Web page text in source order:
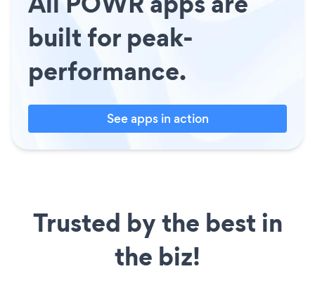
built for peak-
performance.
See apps in action
Trusted by the best in
the biz!